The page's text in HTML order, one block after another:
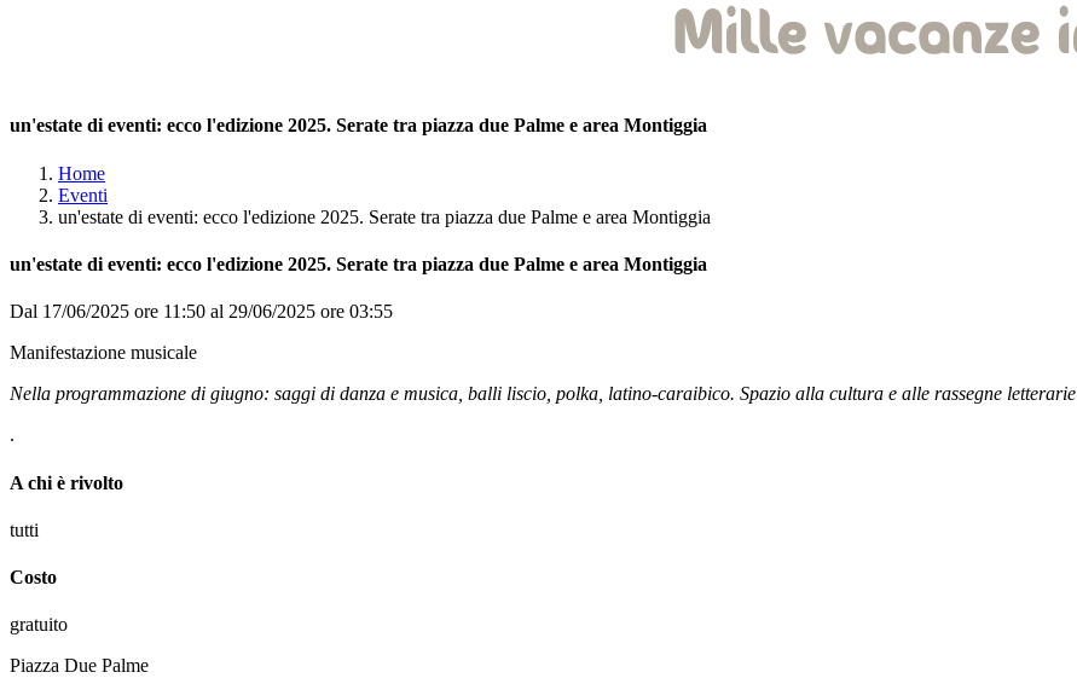
un'estate di eventi: ecco l'edizione 2025. Serate tra piazza due Palme e area Montiggia
Home
Eventi
un'estate di eventi: ecco l'edizione 2025. Serate tra piazza due Palme e area Montiggia
un'estate di eventi: ecco l'edizione 2025. Serate tra piazza due Palme e area Montiggia
Dal 17/06/2025 ore 11:50 al 29/06/2025 ore 03:55
Manifestazione musicale
Nella programmazione di giugno: saggi di danza e musica, balli liscio, polka, latino-caraibico. Spazio alla cultura e alle rassegne letterarie
.
A chi è rivolto
tutti
Costo
gratuito
Piazza Due Palme